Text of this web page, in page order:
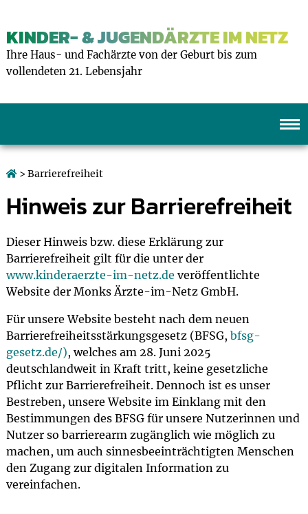
KINDER- & JUGENDÄRZTE IM NETZ
Ihre Haus- und Fachärzte von der Geburt bis zum
vollendeten 21. Lebensjahr
> Barrierefreiheit
Hinweis zur Barrierefreiheit
Dieser Hinweis bzw. diese Erklärung zur
Barrierefreiheit gilt für die unter der
www.kinderaerzte-im-netz.de veröffentlichte
Website der Monks Ärzte-im-Netz GmbH.
Für unsere Website besteht nach dem neuen
Barrierefreiheitsstärkungsgesetz (BFSG, bfsg-
gesetz.de/), welches am 28. Juni 2025
deutschlandweit in Kraft tritt, keine gesetzliche
Pflicht zur Barrierefreiheit. Dennoch ist es unser
Bestreben, unsere Website im Einklang mit den
Bestimmungen des BFSG für unsere Nutzerinnen und
Nutzer so barrierearm zugänglich wie möglich zu
machen, um auch sinnesbeeinträchtigten Menschen
den Zugang zur digitalen Information zu
vereinfachen.